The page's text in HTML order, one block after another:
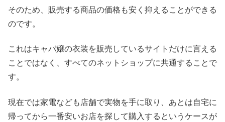
そのため、販売する商品の価格も安く抑えることができる
のです。
これはキャバ嬢の衣装を販売しているサイトだけに言える
ことではなく、すべてのネットショップに共通することで
す。
現在では家電なども店舗で実物を手に取り、あとは自宅に
帰ってから一番安いお店を探して購入するというケースが